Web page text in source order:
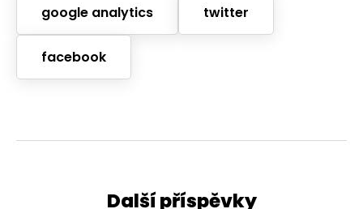
google analytics twitter
facebook
Další příspěvky